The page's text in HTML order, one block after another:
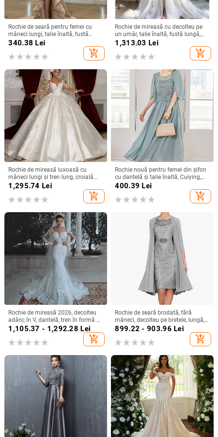
Rochie de seară pentru femei cu
mâneci lungi, talie înaltă, fustă
lungă, țesătură spray metalică,
340.38 Lei
add_shopping_cart
Rochie de mireasă cu decolteu pe
un umăr, talie înaltă, fustă lungă,
poliester
1,313.03 Lei
add_shopping_cart
Rochie de mireasă luxoasă cu
mâneci lungi și tren lung, croială
slim, talie înaltă
1,295.74 Lei
add_shopping_cart
Rochie nouă pentru femei din șifon
cu dantelă și talie înaltă, Cuiying,
Cuiying, rochie lungă elegantă cu
400.39 Lei
add_shopping_cart
Rochie de mireasă 2026, decolteu
adânc în V, dantelă, tren în formă de
coadă de pește, stil european-
american
1,105.37 - 1,292.28 Lei
add_shopping_cart
Rochie de seară brodată, fără
mâneci, decolteu pe bretele, lungă,
siluetă la talia medie
899.22 - 903.96 Lei
add_shopping_cart